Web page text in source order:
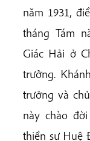
năm 1931,
tháng Tám
Giác Hải ở
trưởng.
trưởng và
này chào
thiền sư Huệ